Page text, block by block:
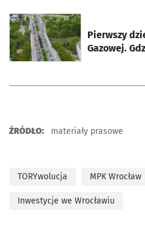
Pierwszy
Gazowej.
otworzy się w nowej karcie
ŹRÓDŁO: materiały prasowe
TORYwolucja MPK Wrocław
Inwestycje we Wrocławiu